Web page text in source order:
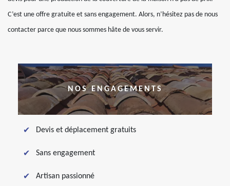
C’est une offre gratuite et sans engagement. Alors, n’hésitez pas de nous
contacter parce que nous sommes hâte de vous servir.
NOS ENGAGEMENTS
Devis et déplacement gratuits
Sans engagement
Artisan passionné